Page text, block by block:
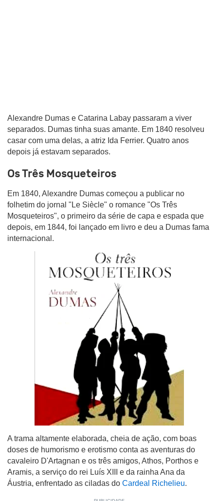
Alexandre Dumas e Catarina Labay passaram a viver
separados. Dumas tinha suas amante. Em 1840 resolveu
casar com uma delas, a atriz Ida Ferrier. Quatro anos
depois já estavam separados.
Os Três Mosqueteiros
Em 1840, Alexandre Dumas começou a publicar no
folhetim do jornal "Le Siècle" o romance "Os Três
Mosqueteiros", o primeiro da série de capa e espada que
depois, em 1844, foi lançado em livro e deu a Dumas fama
internacional.
A trama altamente elaborada, cheia de ação, com boas
doses de humorismo e erotismo conta as aventuras do
cavaleiro D'Artagnan e os três amigos, Athos, Porthos e
Aramis, a serviço do rei Luís XIII e da rainha Ana da
Áustria, enfrentado as ciladas do Cardeal Richelieu.